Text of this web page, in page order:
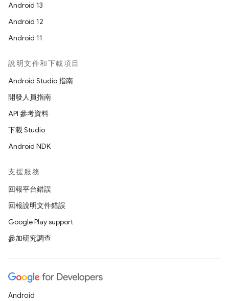
Android 13
Android 12
Android 11
說明文件和下載項目
Android Studio 指南
開發人員指南
API 參考資料
下載 Studio
Android NDK
支援服務
回報平台錯誤
回報說明文件錯誤
Google Play support
參加研究調查
Android